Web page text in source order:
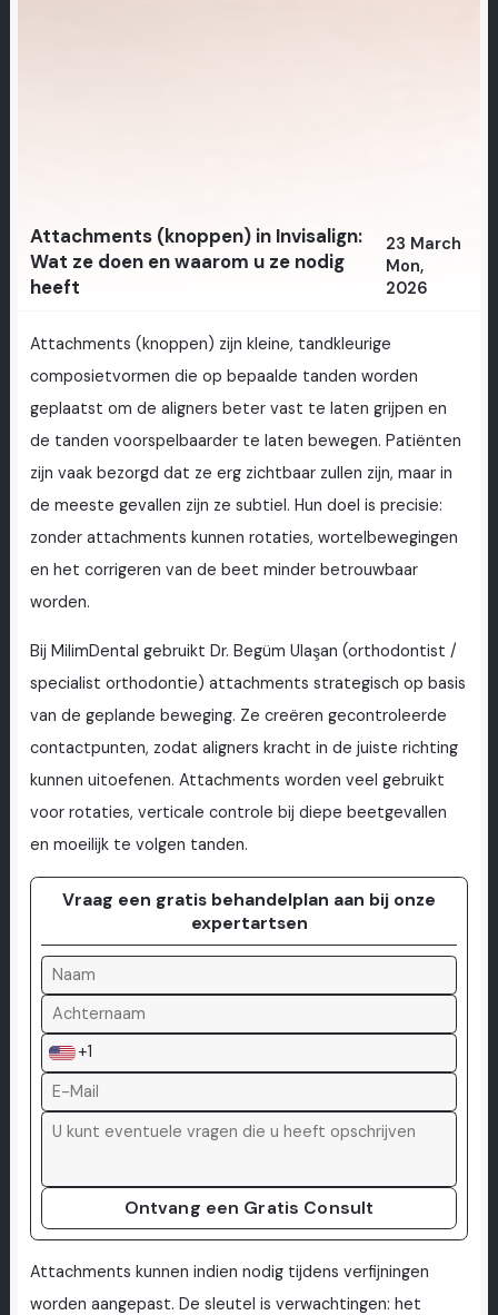
Attachments (knoppen) in Invisalign:
Wat ze doen en waarom u ze nodig
heeft
23 March
Mon,
2026
Attachments (knoppen) zijn kleine, tandkleurige
composietvormen die op bepaalde tanden worden
geplaatst om de aligners beter vast te laten grijpen en
de tanden voorspelbaarder te laten bewegen. Patiënten
zijn vaak bezorgd dat ze erg zichtbaar zullen zijn, maar in
de meeste gevallen zijn ze subtiel. Hun doel is precisie:
zonder attachments kunnen rotaties, wortelbewegingen
en het corrigeren van de beet minder betrouwbaar
worden.
Bij MilimDental gebruikt Dr. Begüm Ulaşan (orthodontist /
specialist orthodontie) attachments strategisch op basis
van de geplande beweging. Ze creëren gecontroleerde
contactpunten, zodat aligners kracht in de juiste richting
kunnen uitoefenen. Attachments worden veel gebruikt
voor rotaties, verticale controle bij diepe beetgevallen
en moeilijk te volgen tanden.
Vraag een gratis behandelplan aan bij onze
expertartsen
+1
Ontvang een Gratis Consult
Attachments kunnen indien nodig tijdens verfijningen
worden aangepast. De sleutel is verwachtingen: het